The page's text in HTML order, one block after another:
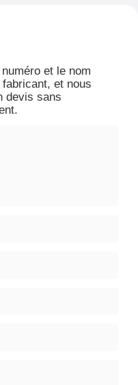
de bordures
et le nom
et nous
devis sans